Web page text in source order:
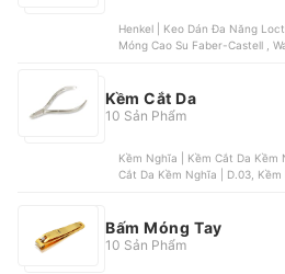
Henkel | Keo Dán Đa Năng Loctite
Móng Cao Su Faber-Castell , Waloc | Keo Dán Móng Waloc, Huaxi
Kềm Cắt Da
10 Sản Phẩm
Kềm Nghĩa | Kềm Cắt Da Kềm Nghĩa | D-01, Kềm
Cắt Da Kềm Nghĩa | D.03, Kềm Nghĩa | Kềm Cắt Da Kềm Nghĩa |
Bấm Móng Tay
10 Sản Phẩm